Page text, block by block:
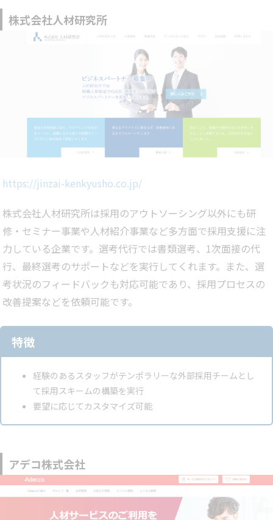
株式会社人材研究所
https://jinzai-kenkyusho.co.jp/
株式会社人材研究所は採用のアウトソーシング以外にも研
修・セミナー事業や人材紹介事業など多方面で採用支援に注
力している企業です。選考代行では書類選考、1次面接の代
行、最終選考のサポートなどを実行してくれます。また、選
考状況のフィードバックも対応可能であり、採用プロセスの
改善提案などを依頼可能です。
特徴
経験のあるスタッフがテンポラリーな外部採用チームとし
て採用スキームの構築を実行
要望に応じてカスタマイズ可能
アデコ株式会社